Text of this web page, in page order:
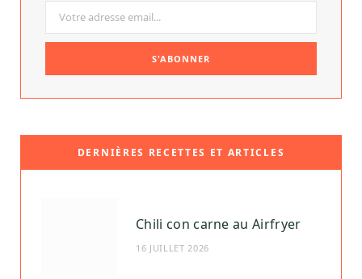
DERNIÈRES RECETTES ET ARTICLES
Chili con carne au Airfryer
16 JUILLET 2026